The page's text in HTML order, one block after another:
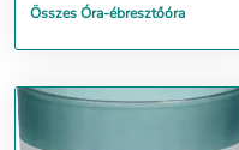
Összes Óra-ébresztőóra